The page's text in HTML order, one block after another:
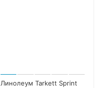
Линолеум Tarkett Sprint